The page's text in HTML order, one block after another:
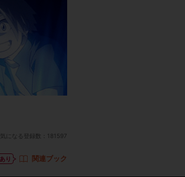
気になる登録数： 181597
り 関連ブック